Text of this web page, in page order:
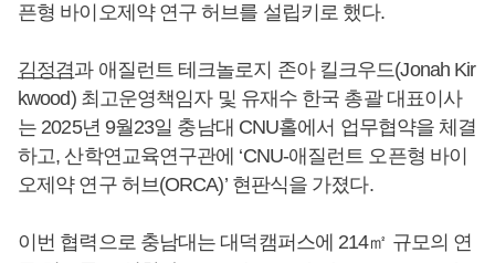
픈형 바이오제약 연구 허브를 설립키로 했다.
김정겸과 애질런트 테크놀로지 존아 킬크우드(Jonah Kir
kwood) 최고운영책임자 및 유재수 한국 총괄 대표이사
는 2025년 9월23일 충남대 CNU홀에서 업무협약을 체결
하고, 산학연교육연구관에 ‘CNU-애질런트 오픈형 바이
오제약 연구 허브(ORCA)’ 현판식을 가졌다.
이번 협력으로 충남대는 대덕캠퍼스에 214㎡ 규모의 연